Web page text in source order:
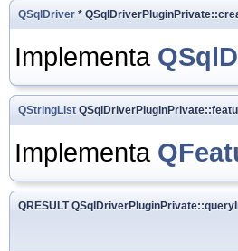
QSqlDriver *
Implementa
QStringList
Implementa
QRESULT